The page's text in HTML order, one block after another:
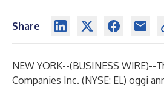
Share
NEW YORK--(BUSINESS WIRE)--
Companies Inc. (NYSE: EL) oggi